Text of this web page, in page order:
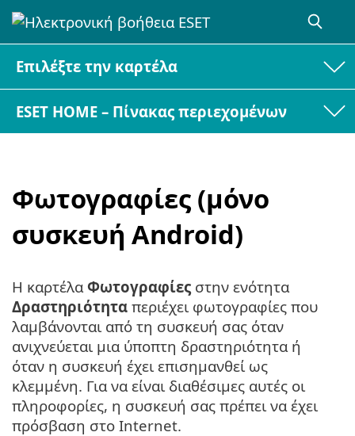
Επιλέξτε την καρτέλα
ESET HOME – Πίνακας περιεχομένων
Φωτογραφίες (μόνο
συσκευή Android)
Η καρτέλα Φωτογραφίες στην ενότητα
Δραστηριότητα περιέχει φωτογραφίες που
λαμβάνονται από τη συσκευή σας όταν
ανιχνεύεται μια ύποπτη δραστηριότητα ή
όταν η συσκευή έχει επισημανθεί ως
κλεμμένη. Για να είναι διαθέσιμες αυτές οι
πληροφορίες, η συσκευή σας πρέπει να έχει
πρόσβαση στο Internet.